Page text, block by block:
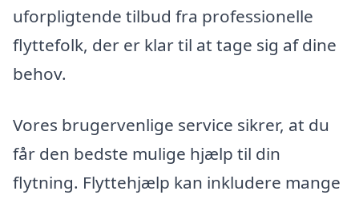
uforpligtende tilbud fra professionelle
flyttefolk, der er klar til at tage sig af dine
behov.
Vores brugervenlige service sikrer, at du
får den bedste mulige hjælp til din
flytning. Flyttehjælp kan inkludere mange